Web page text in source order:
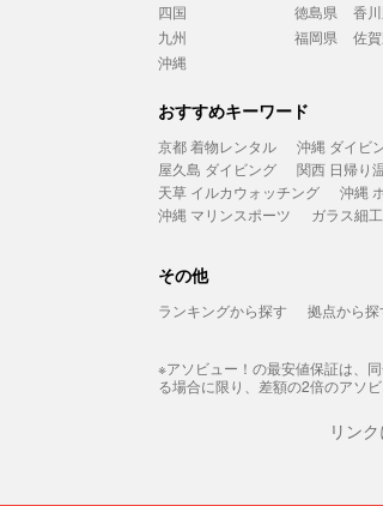
四国
徳島県 香
九州
福岡県 佐
沖縄
おすすめキーワード
京都 着物レンタル 沖縄 ダイビ
屋久島 ダイビング
関西 日帰り
天草 イルカウォッチング
沖縄
沖縄 マリンスポーツ
ガラス細
その他
ランキングから探す 拠点から探
※アソビュー！の最安値保証は、
る場合に限り、差額の2倍のアソ
リン